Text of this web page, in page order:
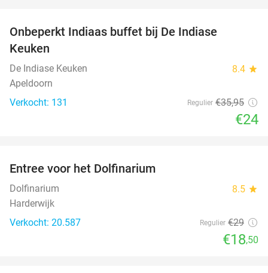
Onbeperkt Indiaas buffet bij De Indiase
Keuken
De Indiase Keuken 8.4 star
Apeldoorn
Verkocht: 131
Regulier €35,95
€24
Entree voor het Dolfinarium
Dolfinarium 8.5 star
Harderwijk
Verkocht: 20.587
Regulier €29
€18,50